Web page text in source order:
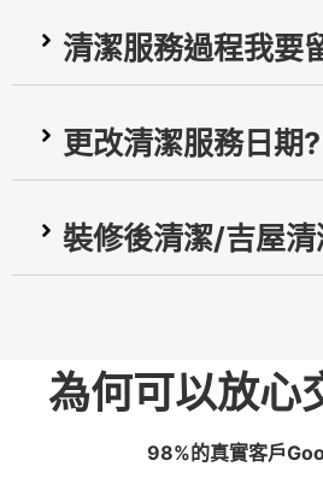
清潔服務過程我要
更改清潔服務日期?
裝修後清潔/吉屋
為何可以放心
98%的真實客戶